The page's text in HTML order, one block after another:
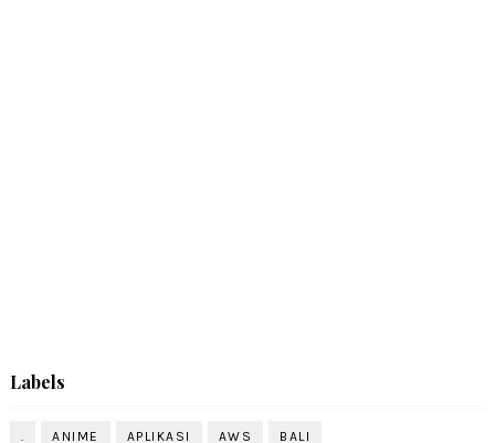
Labels
ANIME APLIKASI AWS BALI